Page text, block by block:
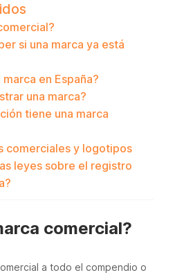
si una marca ya está
en España?
una marca?
tiene una marca
comerciales y logotipos
leyes sobre el registro
comercial?
a todo el compendio o